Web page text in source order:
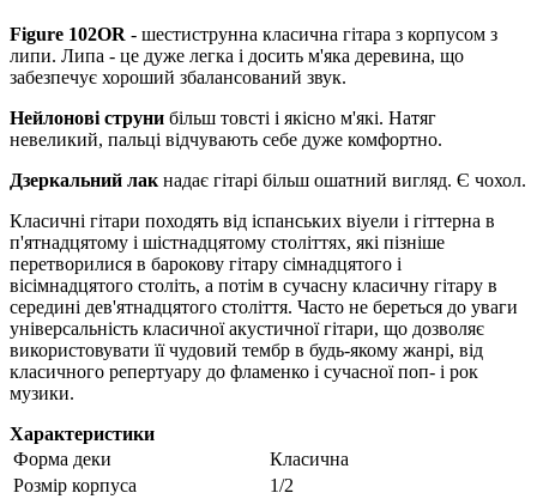
Figure 102OR - шестиструнна класична гітара з корпусом з
липи. Липа - це дуже легка і досить м'яка деревина, що
забезпечує хороший збалансований звук.
Нейлонові струни більш товсті і якісно м'які. Натяг
невеликий, пальці відчувають себе дуже комфортно.
Дзеркальний лак надає гітарі більш ошатний вигляд. Є чохол.
Класичні гітари походять від іспанських віуели і гіттерна в
п'ятнадцятому і шістнадцятому століттях, які пізніше
перетворилися в барокову гітару сімнадцятого і
вісімнадцятого століть, а потім в сучасну класичну гітару в
середині дев'ятнадцятого століття. Часто не береться до уваги
універсальність класичної акустичної гітари, що дозволяє
використовувати її чудовий тембр в будь-якому жанрі, від
класичного репертуару до фламенко і сучасної поп- і рок
музики.
Характеристики
Форма деки
Класична
Розмір корпуса
1/2